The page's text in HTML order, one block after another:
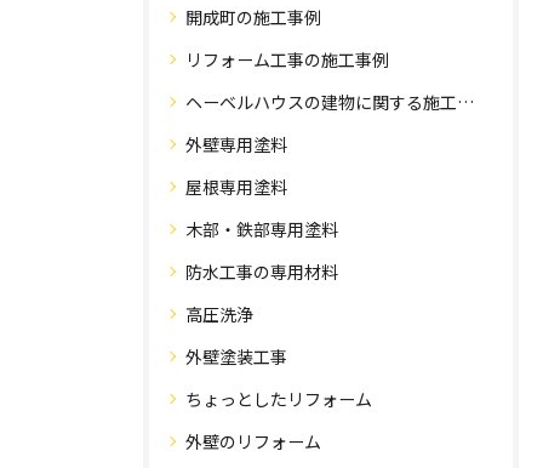
開成町の施工事例
リフォーム工事の施工事例
ヘーベルハウスの建物に関する施工事例
外壁専用塗料
屋根専用塗料
木部・鉄部専用塗料
防水工事の専用材料
高圧洗浄
外壁塗装工事
ちょっとしたリフォーム
外壁のリフォーム